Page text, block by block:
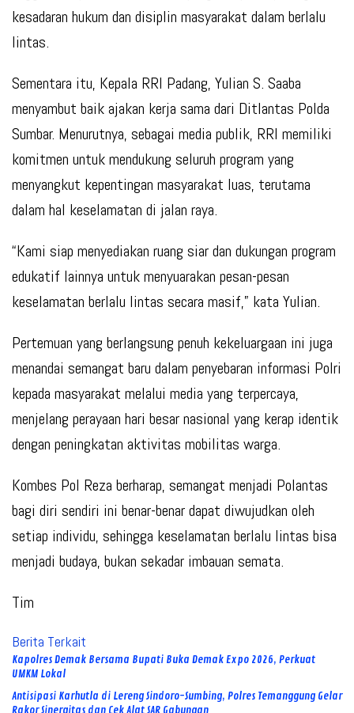
kesadaran hukum dan disiplin masyarakat dalam berlalu
lintas.
Sementara itu, Kepala RRI Padang, Yulian S. Saaba
menyambut baik ajakan kerja sama dari Ditlantas Polda
Sumbar. Menurutnya, sebagai media publik, RRI memiliki
komitmen untuk mendukung seluruh program yang
menyangkut kepentingan masyarakat luas, terutama
dalam hal keselamatan di jalan raya.
“Kami siap menyediakan ruang siar dan dukungan program
edukatif lainnya untuk menyuarakan pesan-pesan
keselamatan berlalu lintas secara masif,” kata Yulian.
Pertemuan yang berlangsung penuh kekeluargaan ini juga
menandai semangat baru dalam penyebaran informasi Polri
kepada masyarakat melalui media yang terpercaya,
menjelang perayaan hari besar nasional yang kerap identik
dengan peningkatan aktivitas mobilitas warga.
Kombes Pol Reza berharap, semangat menjadi Polantas
bagi diri sendiri ini benar-benar dapat diwujudkan oleh
setiap individu, sehingga keselamatan berlalu lintas bisa
menjadi budaya, bukan sekadar imbauan semata.
Tim
Berita Terkait
Kapolres Demak Bersama Bupati Buka Demak Expo 2026, Perkuat
UMKM Lokal
Antisipasi Karhutla di Lereng Sindoro-Sumbing, Polres Temanggung Gelar